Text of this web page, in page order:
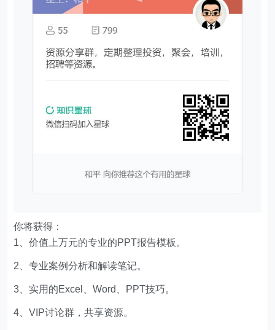
你将获得：
1、价值上万元的专业的PPT报告模板。
2、专业案例分析和解读笔记。
3、实用的Excel、Word、PPT技巧。
4、VIP讨论群，共享资源。